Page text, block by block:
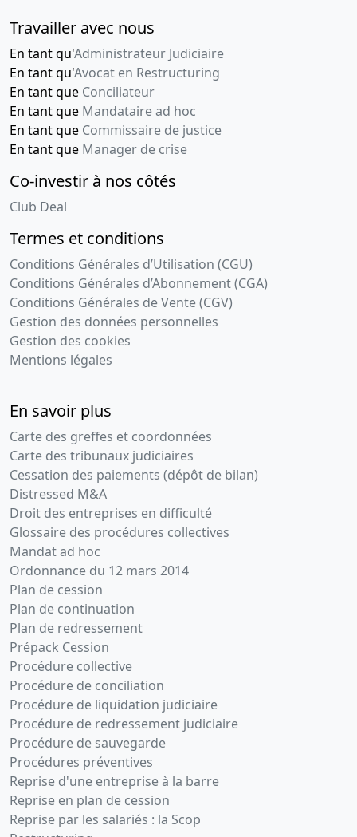
Travailler avec nous
En tant qu'Administrateur Judiciaire
En tant qu'Avocat en Restructuring
En tant que Conciliateur
En tant que Mandataire ad hoc
En tant que Commissaire de justice
En tant que Manager de crise
Co-investir à nos côtés
Club Deal
Termes et conditions
Conditions Générales d’Utilisation (CGU)
Conditions Générales d’Abonnement (CGA)
Conditions Générales de Vente (CGV)
Gestion des données personnelles
Gestion des cookies
Mentions légales
En savoir plus
Carte des greffes et coordonnées
Carte des tribunaux judiciaires
Cessation des paiements (dépôt de bilan)
Distressed M&A
Droit des entreprises en difficulté
Glossaire des procédures collectives
Mandat ad hoc
Ordonnance du 12 mars 2014
Plan de cession
Plan de continuation
Plan de redressement
Prépack Cession
Procédure collective
Procédure de conciliation
Procédure de liquidation judiciaire
Procédure de redressement judiciaire
Procédure de sauvegarde
Procédures préventives
Reprise d'une entreprise à la barre
Reprise en plan de cession
Reprise par les salariés : la Scop